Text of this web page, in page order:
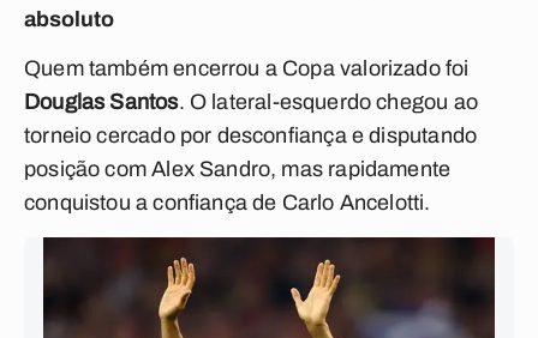
absoluto
Quem também encerrou a Copa valorizado foi
Douglas Santos. O lateral-esquerdo chegou ao
torneio cercado por desconfiança e disputando
posição com Alex Sandro, mas rapidamente
conquistou a confiança de Carlo Ancelotti.